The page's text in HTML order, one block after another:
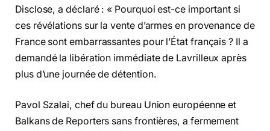
Disclose, a déclaré : « Pourquoi est-ce important si
ces révélations sur la vente d’armes en provenance de
France sont embarrassantes pour l’État français ? Il a
demandé la libération immédiate de Lavrilleux après
plus d’une journée de détention.
Pavol Szalai, chef du bureau Union européenne et
Balkans de Reporters sans frontières, a fermement